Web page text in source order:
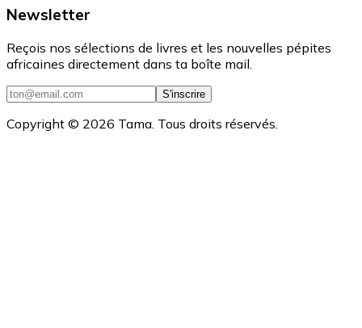
Newsletter
Reçois nos sélections de livres et les nouvelles pépites
africaines directement dans ta boîte mail.
S'inscrire
Copyright © 2026 Tama. Tous droits réservés.